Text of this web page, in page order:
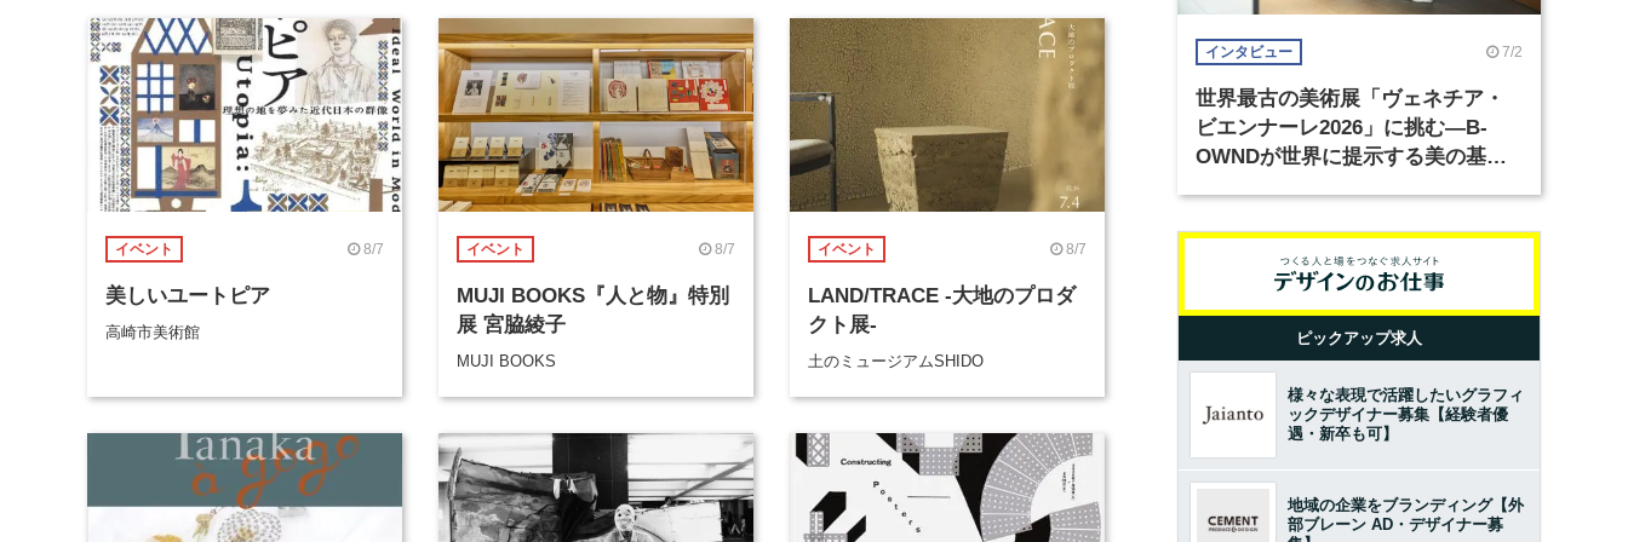
イベント 8/7
美しいユートピア
高崎市美術館
イベント 8/7
MUJI BOOKS『人と物』特別
展 宮脇綾子
MUJI BOOKS
イベント 8/7
LAND/TRACE -大地のプロダ
クト展-
土のミュージアムSHIDO
インタビュー 7/2
世界最古の美術展「ヴェネチア・
ビエンナーレ2026」に挑む―B-
OWNDが世界に提示する美の基準
ピックアップ求人
様々な表現で活躍したいグラフィ
ックデザイナー募集【経験者優
遇・新卒も可】
地域の企業をブランディング【外
部ブレーン AD・デザイナー募